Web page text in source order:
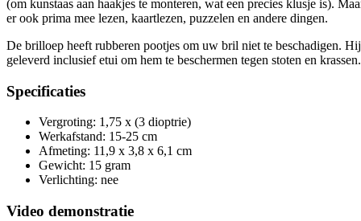
(om kunstaas aan haakjes te monteren, wat een precies klusje is).
er ook prima mee lezen, kaartlezen, puzzelen en andere dingen.
De brilloep heeft rubberen pootjes om uw bril niet te beschadigen.
geleverd inclusief etui om hem te beschermen tegen stoten en krassen.
Specificaties
Vergroting: 1,75 x (3 dioptrie)
Werkafstand: 15-25 cm
Afmeting: 11,9 x 3,8 x 6,1 cm
Gewicht: 15 gram
Verlichting: nee
Video demonstratie